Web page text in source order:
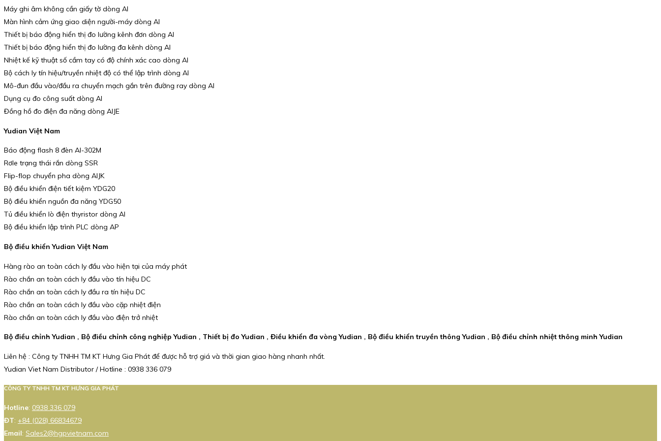
Máy ghi âm không cần giấy tờ dòng AI
Màn hình cảm ứng giao diện người-máy dòng AI
Thiết bị báo động hiển thị đo lường kênh đơn dòng AI
Thiết bị báo động hiển thị đo lường đa kênh dòng AI
Nhiệt kế kỹ thuật số cầm tay có độ chính xác cao dòng AI
Bộ cách ly tín hiệu/truyền nhiệt độ có thể lập trình dòng AI
Mô-đun đầu vào/đầu ra chuyển mạch gắn trên đường ray dòng AI
Dụng cụ đo công suất dòng AI
Đồng hồ đo điện đa năng dòng AIJE
Yudian Việt Nam
Báo động flash 8 đèn AI-302M
Rơle trạng thái rắn dòng SSR
Flip-flop chuyển pha dòng AIJK
Bộ điều khiển điện tiết kiệm YDG20
Bộ điều khiển nguồn đa năng YDG50
Tủ điều khiển lò điện thyristor dòng AI
Bộ điều khiển lập trình PLC dòng AP
Bộ điều khiển Yudian Việt Nam
Hàng rào an toàn cách ly đầu vào hiện tại của máy phát
Rào chắn an toàn cách ly đầu vào tín hiệu DC
Rào chắn an toàn cách ly đầu ra tín hiệu DC
Rào chắn an toàn cách ly đầu vào cặp nhiệt điện
Rào chắn an toàn cách ly đầu vào điện trở nhiệt
Bộ điều chỉnh Yudian , Bộ điều chỉnh công nghiệp Yudian , Thiết bị đo Yudian , Điều khiển đa vòng Yudian , Bộ điều khiển truyền thông Yudian , Bộ điều chỉnh nhiệt thông minh Yudian
Liên hệ : Công ty TNHH TM KT Hưng Gia Phát để được hỗ trợ giá và thời gian giao hàng nhanh nhất.
Yudian Viet Nam Distributor / Hotline : 0938 336 079
CÔNG TY TNHH TM KT HƯNG GIA PHÁT
Hotline: 0938 336 079
ĐT: +84 (028) 66834679
Email: Sales2@hgpvietnam.com